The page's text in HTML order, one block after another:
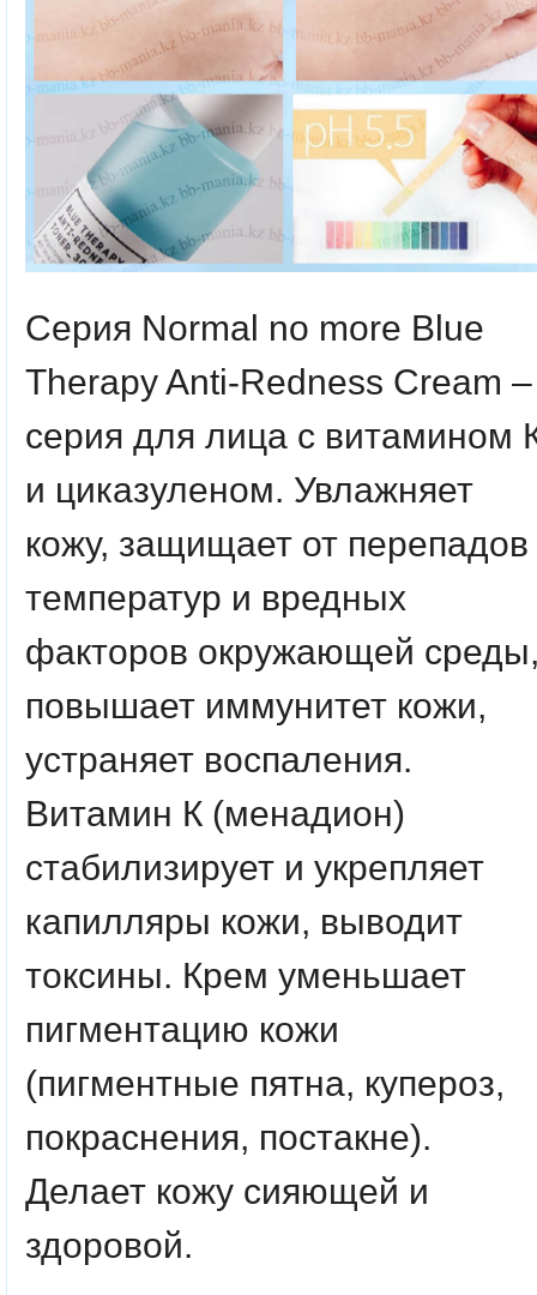
Серия Normal no more Blue
Therapy Anti-Redness Cream –
серия для лица с витамином
и циказуленом. Увлажняет
кожу, защищает от перепадов
температур и вредных
факторов окружающей
повышает иммунитет кожи,
устраняет воспаления.
Витамин К (менадион)
стабилизирует и укрепляет
капилляры кожи, выводит
токсины. Крем уменьшает
пигментацию кожи
(пигментные пятна, купероз,
покраснения, постакне).
Делает кожу сияющей и
здоровой.